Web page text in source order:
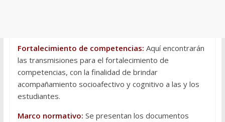
Fortalecimiento de competencias: Aquí encontrarán
las transmisiones para el fortalecimiento de
competencias, con la finalidad de brindar
acompañamiento socioafectivo y cognitivo a las y los
estudiantes.
Marco normativo: Se presentan los documentos